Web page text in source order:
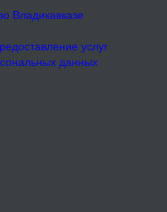
Владикавказе
услуг
данных